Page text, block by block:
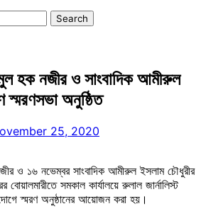
হক নজীর ও সাংবাদিক আমীরুল
স্মরণসভা অনুষ্ঠিত
25, 2020
ও ১৬ নভেম্বর সাংবাদিক আমীরুল ইসলাম চৌধুরীর
সমকাল কার্যালয়ে রুলাল জার্নালিস্ট
স্মরণ অনুষ্ঠানের আয়োজন করা হয়।